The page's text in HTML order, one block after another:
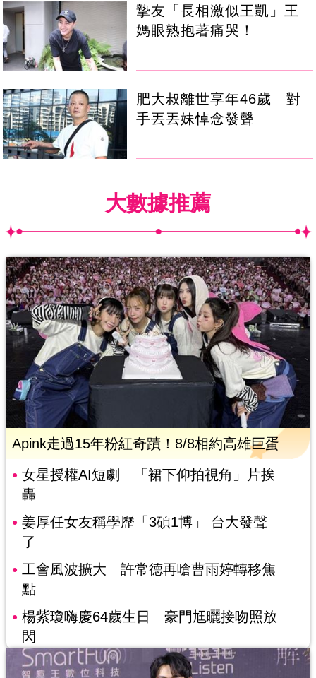
摯友「長相激似王凱」王
媽眼熟抱著痛哭！
肥大叔離世享年46歲 對
手丟丟妹悼念發聲
大數據推薦
Apink走過15年粉紅奇蹟！8/8相約高雄巨蛋
女星授權AI短劇 「裙下仰拍視角」片挨
轟
姜厚任女友稱學歷「3碩1博」 台大發聲
了
工會風波擴大 許常德再嗆曹雨婷轉移焦
點
楊紫瓊嗨慶64歲生日 豪門尪曬接吻照放
閃